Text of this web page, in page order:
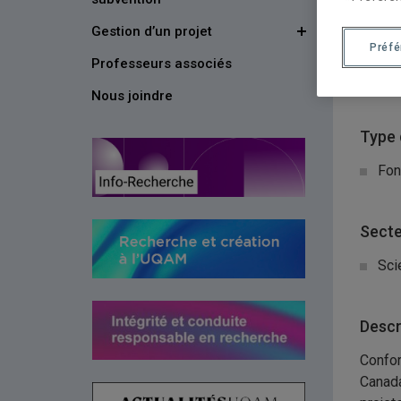
Gestion d’un projet
Professeurs associés
Nous joindre
Type